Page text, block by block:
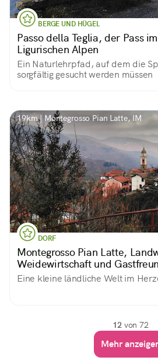
BERGE UND HÜGEL
Passo della Teglia, der Pass
Ligurischen Alpen
Ein Naturlehrpfad, auf dem die
sorgfältig gesucht werden müssen
19km | Montegrosso Pian Latte, IM
DORF
Montegrosso Pian Latte,
Weidewirtschaft und
Eine kleine ländliche Welt im
12von 72
Mehr